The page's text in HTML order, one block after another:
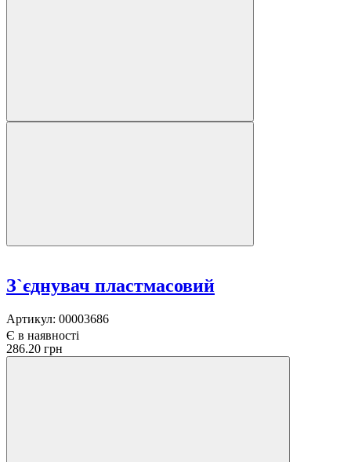
З`єднувач пластмасовий
Артикул: 00003686
Є в наявності
286.20 грн